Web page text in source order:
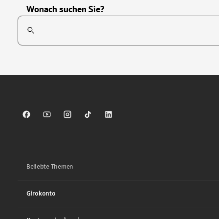
Wonach suchen Sie?
Suchfeld
Sparkasse auf Facebook
Sparkasse auf Youtube
Sparkasse auf Instagram
Sparkasse auf TikTok
Sparkasse auf LinkedIn
Beliebte Themen
Girokonto